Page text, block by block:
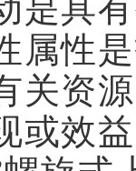
是具
属性
关资
或效